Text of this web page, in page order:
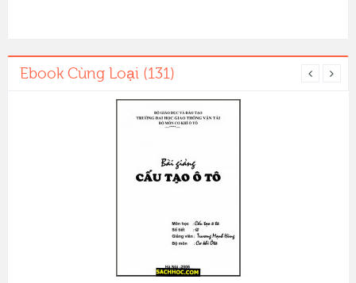
Ebook Cùng Loại (131)